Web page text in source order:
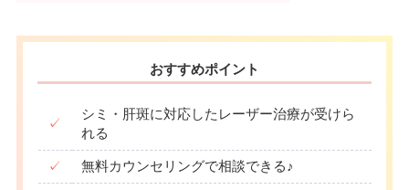
おすすめポイント
✓
シミ・肝斑に対応したレーザー治療が受けら
れる
✓ 無料カウンセリングで相談できる♪